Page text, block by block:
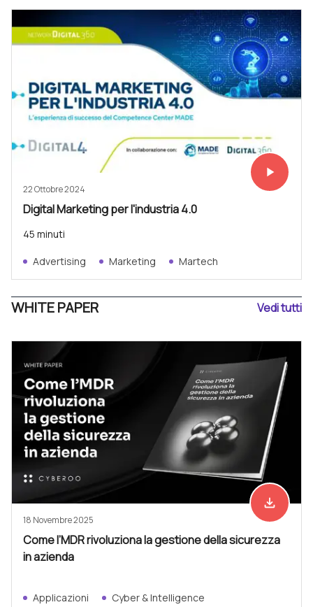
Vedi subito
play_arrow
22 Ottobre 2024
Digital Marketing per l'industria 4.0
45 minuti
Advertising Marketing Martech
WHITE PAPER Vedi tutti
Scarica
file_download
18 Novembre 2025
Come l’MDR rivoluziona la gestione della sicurezza
in azienda
Applicazioni
Cyber & Intelligence